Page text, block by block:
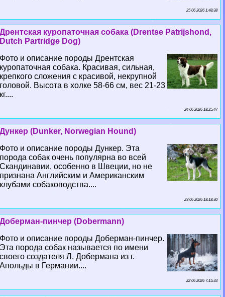
25 06 2026 1:48:38
Дрентская куропаточная собака (Drentse Patrijshond,
Dutch Partridge Dog)
Фото и описание породы Дрентская
куропаточная собака. Красивая, сильная,
крепкого сложения с красивой, некрупной
головой. Высота в холке 58-66 см, вес 21-23
кг....
24 06 2026 18:25:47
Дункер (Dunker, Norwegian Hound)
Фото и описание породы Дункер. Эта
порода собак очень популярна во всей
Скандинавии, особенно в Швеции, но не
признана Английским и Американским
клубами собаководства....
23 06 2026 18:18:30
Доберман-пинчер (Dobermann)
Фото и описание породы Доберман-пинчер.
Эта порода собак называется по имени
своего создателя Л. Добермана из г.
Апольды в Германии....
22 06 2026 7:15:33